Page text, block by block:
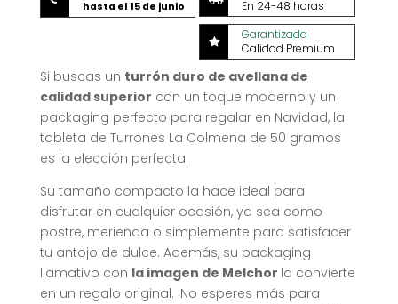
hasta el 15 de junio
En 24-48 horas

Garantizada
Calidad Premium
Si buscas un turrón duro de avellana de
calidad superior con un toque moderno y un
packaging perfecto para regalar en Navidad, la
tableta de Turrones La Colmena de 50 gramos
es la elección perfecta.
Su tamaño compacto la hace ideal para
disfrutar en cualquier ocasión, ya sea como
postre, merienda o simplemente para satisfacer
tu antojo de dulce. Además, su packaging
llamativo con la imagen de Melchor la convierte
en un regalo original. ¡No esperes más para